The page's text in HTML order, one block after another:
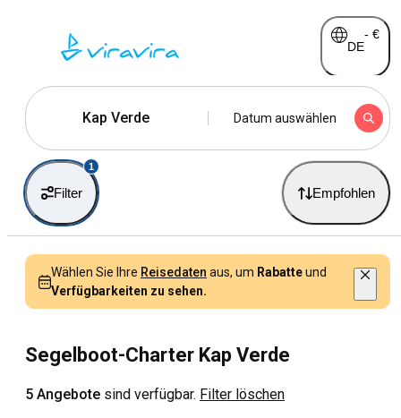
DE
- €
Kap Verde Datum auswählen
Filter
1
Empfohlen
Wählen Sie Ihre Reisedaten aus, um Rabatteund
Verfügbarkeiten zu sehen.
Segelboot-Charter Kap Verde
5 Angebote sind verfügbar. Filter löschen